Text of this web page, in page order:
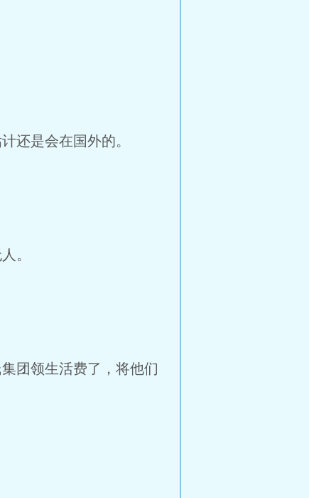
还是会在国外的。
。
团领生活费了，将他们